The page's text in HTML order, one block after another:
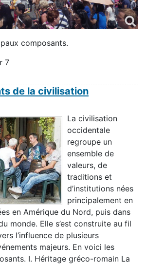
composants.
7
de la civilisation
La civilisation
occidentale
regroupe un
ensemble de
valeurs, de
traditions et
d’institutions nées
principalement en
en Amérique du Nord, puis dans
monde. Elle s’est construite au fil
l’influence de plusieurs
majeurs. En voici les
I. Héritage gréco-romain La